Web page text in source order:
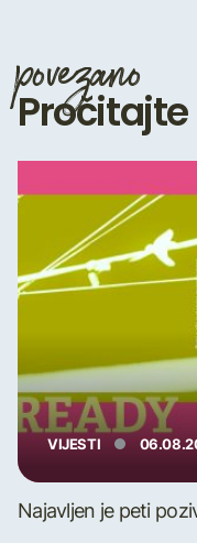
povezano
Pročitajte
VIJESTI
Najavljen je peti